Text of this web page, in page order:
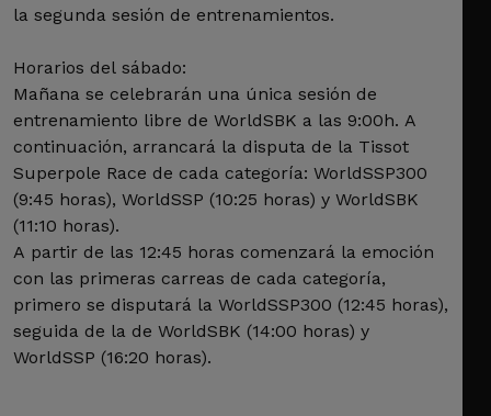
la segunda sesión de entrenamientos.
Horarios del sábado:
Mañana se celebrarán una única sesión de
entrenamiento libre de WorldSBK a las 9:00h. A
continuación, arrancará la disputa de la Tissot
Superpole Race de cada categoría: WorldSSP300
(9:45 horas), WorldSSP (10:25 horas) y WorldSBK
(11:10 horas).
A partir de las 12:45 horas comenzará la emoción
con las primeras carreas de cada categoría,
primero se disputará la WorldSSP300 (12:45 horas),
seguida de la de WorldSBK (14:00 horas) y
WorldSSP (16:20 horas).